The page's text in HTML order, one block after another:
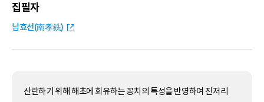
집필자
남효선(南孝銑)
산란하기 위해 해초에 회유하는 꽁치의 특성을 반영하여 진저리